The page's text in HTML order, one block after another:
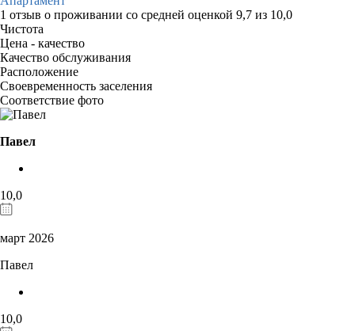
1 отзыв о проживании со средней оценкой 9,7 из 10,0
Чистота
Цена - качество
Качество обслуживания
Расположение
Своевременность заселения
Соответствие фото
Павел
10,0
март 2026
Павел
10,0